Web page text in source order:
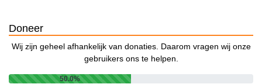
Doneer
Wij zijn geheel afhankelijk van donaties. Daarom vragen wij onze
gebruikers ons te helpen.
50.0%